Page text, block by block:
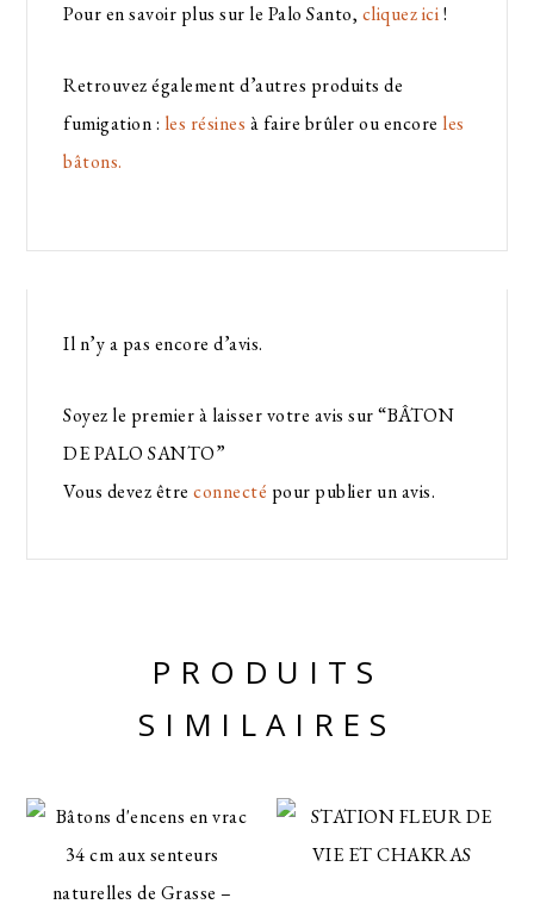
Pour en savoir plus sur le Palo Santo, cliquez ici!
Retrouvez également d’autres produits de
fumigation : les résines à faire brûler ou encore les
bâtons.
Il n’y a pas encore d’avis.
Soyez le premier à laisser votre avis sur “BÂTON
DE PALO SANTO”
Vous devez êtreconnecté pour publier un avis.
PRODUITS
SIMILAIRES